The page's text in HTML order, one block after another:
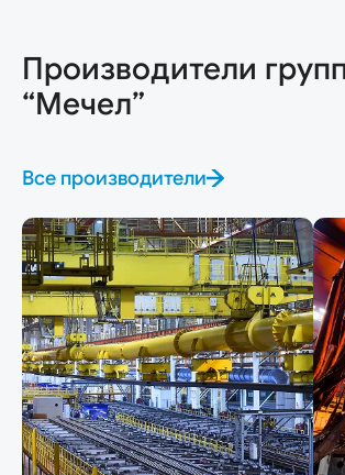
Производители
“Мечел”
Все производители